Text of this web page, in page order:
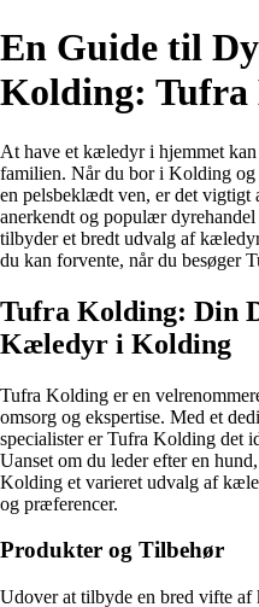
En Guide til
Kolding: Tufra
At have et kæledyr i hjemmet
familien. Når du bor i Kolding
en pelsbeklædt ven, er det
anerkendt og populær
tilbyder et bredt udvalg af
du kan forvente, når du besøger
Tufra Kolding: Din
Kæledyr i Kolding
Tufra Kolding er en
omsorg og ekspertise. Med et
specialister er Tufra Kolding det
Uanset om du leder efter en
Kolding et varieret udvalg af
og præferencer.
Produkter og Tilbehør
Udover at tilbyde en bred vifte